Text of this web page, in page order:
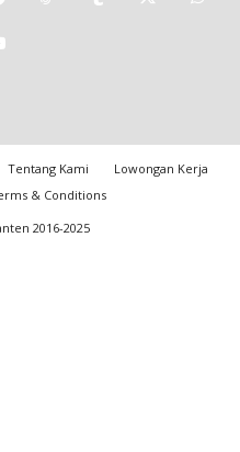
Tentang Kami
Lowongan Kerja
& Conditions
2016-2025